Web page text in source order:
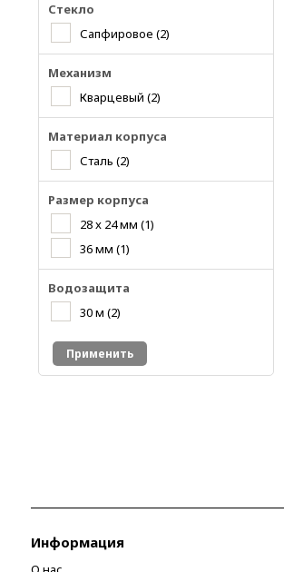
Стекло
Сапфировое (2)
Механизм
Кварцевый (2)
Материал корпуса
Сталь (2)
Размер корпуса
28 x 24 мм (1)
36 мм (1)
Водозащита
30 м (2)
Применить
Информация